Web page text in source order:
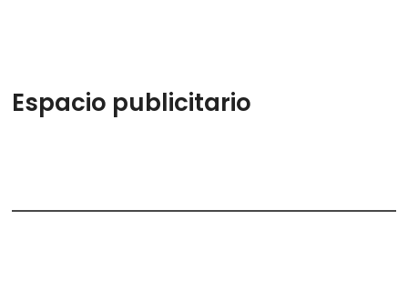
Espacio publicitario